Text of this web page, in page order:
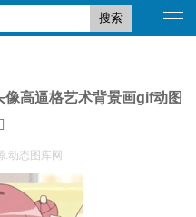
搜索
高逼格艺术背景画gif动图
:动态图库网